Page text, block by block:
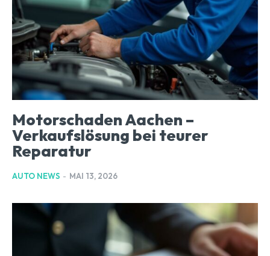
Motorschaden Aachen –
Verkaufslösung bei teurer
Reparatur
AUTO NEWS - MAI 13, 2026